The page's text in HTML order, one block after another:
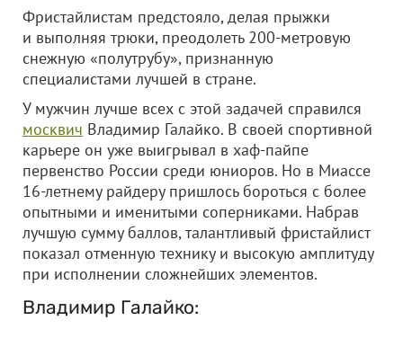
Фристайлистам предстояло, делая прыжки
и выполняя трюки, преодолеть 200-метровую
снежную «полутрубу», признанную
специалистами лучшей в стране.
У мужчин лучше всех с этой задачей справился
москвич Владимир Галайко. В своей спортивной
карьере он уже выигрывал в хаф-пайпе
первенство России среди юниоров. Но в Миассе
16-летнему райдеру пришлось бороться с более
опытными и именитыми соперниками. Набрав
лучшую сумму баллов, талантливый фристайлист
показал отменную технику и высокую амплитуду
при исполнении сложнейших элементов.
Владимир Галайко: